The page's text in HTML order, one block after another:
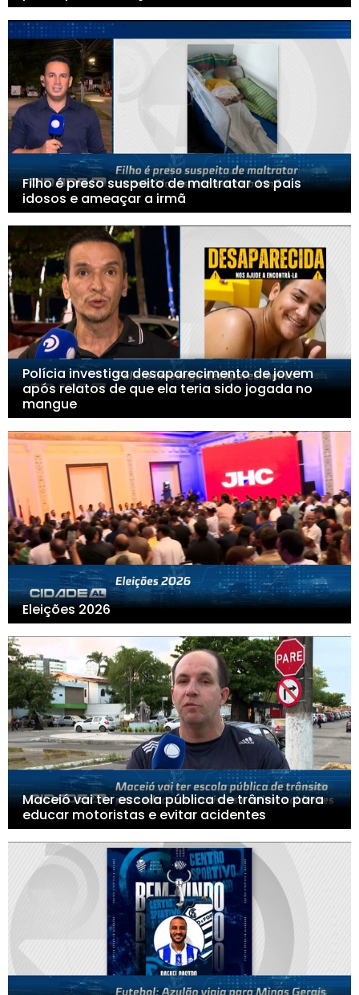
Filho é preso suspeito de maltratar os pais
idosos e ameaçar a irmã
Polícia investiga desaparecimento de jovem
após relatos de que ela teria sido jogada no
mangue
Eleições 2026
Maceió vai ter escola pública de trânsito para
educar motoristas e evitar acidentes